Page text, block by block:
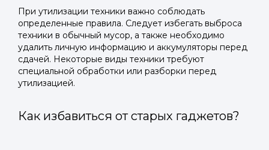
При утилизации техники важно соблюдать
определенные правила. Следует избегать выброса
техники в обычный мусор, а также необходимо
удалить личную информацию и аккумуляторы перед
сдачей. Некоторые виды техники требуют
специальной обработки или разборки перед
утилизацией.
Как избавиться от старых гаджетов?